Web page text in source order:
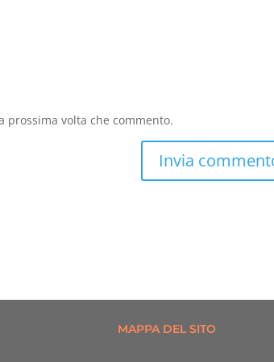
prossima volta che commento.
MAPPA DEL SITO